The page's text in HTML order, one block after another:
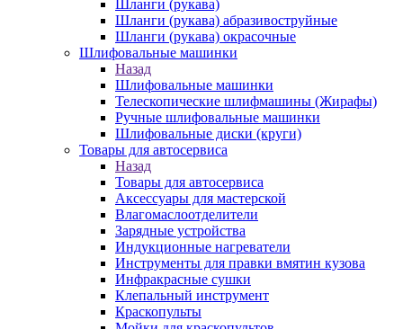
Шланги (рукава)
Шланги (рукава) абразивоструйные
Шланги (рукава) окрасочные
Шлифовальные машинки
Назад
Шлифовальные машинки
Телескопические шлифмашины (Жирафы)
Ручные шлифовальные машинки
Шлифовальные диски (круги)
Товары для автосервиса
Назад
Товары для автосервиса
Аксессуары для мастерской
Влагомаслоотделители
Зарядные устройства
Индукционные нагреватели
Инструменты для правки вмятин кузова
Инфракрасные сушки
Клепальный инструмент
Краскопульты